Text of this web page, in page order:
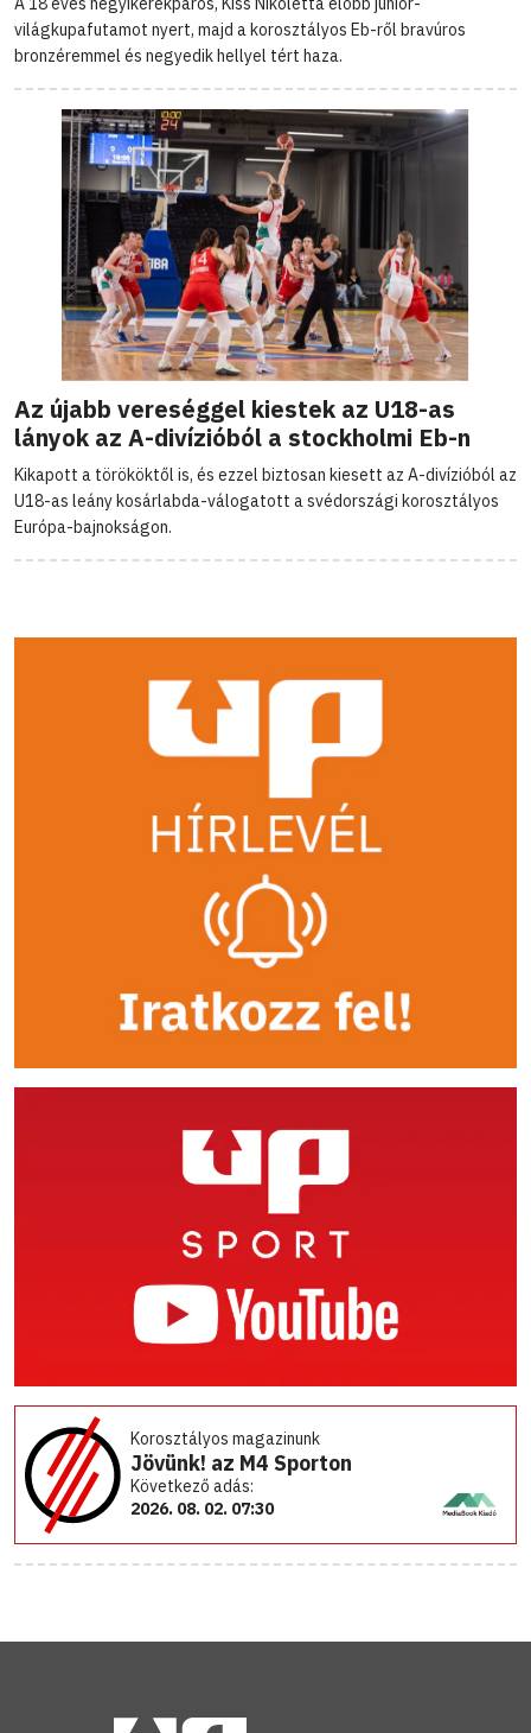
világkupafutamot nyert, majd a korosztályos Eb-ről bravúros
bronzéremmel és negyedik hellyel tért haza.
Az újabb vereséggel kiestek az U18-as
lányok az A-divízióból a stockholmi Eb-n
Kikapott a törököktől is, és ezzel biztosan kiesett az A-divízióból az
U18-as leány kosárlabda-válogatott a svédországi korosztályos
Európa-bajnokságon.
Korosztályos magazinunk
Jövünk! az M4 Sporton
Következő adás:
2026. 08. 02. 07:30